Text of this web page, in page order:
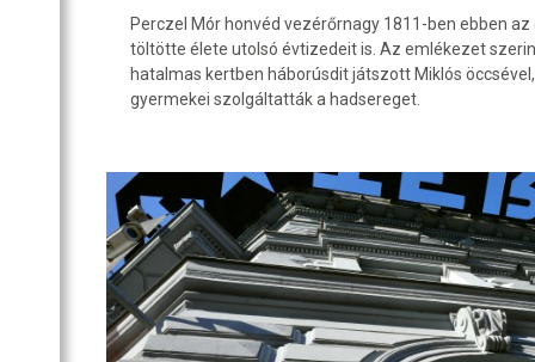
Perczel Mór honvéd vezérőrnagy 1811-ben ebben
töltötte élete utolsó évtizedeit is. Az emlékezet
hatalmas kertben háborúsdit játszott Miklós
gyermekei szolgáltatták a hadsereget.